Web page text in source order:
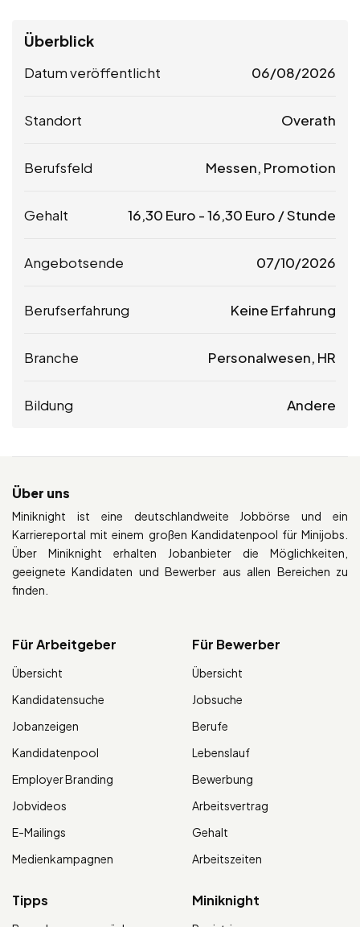
Überblick
Datum veröffentlicht 06/08/2026
Standort Overath
Berufsfeld Messen, Promotion
Gehalt 16,30 Euro -16,30 Euro / Stunde
Angebotsende 07/10/2026
Berufserfahrung Keine Erfahrung
Branche Personalwesen, HR
Bildung Andere
Über uns
Miniknight ist eine deutschlandweite Jobbörse und ein
Karriereportal mit einem großen Kandidatenpool für Minijobs.
Über Miniknight erhalten Jobanbieter die Möglichkeiten,
geeignete Kandidaten und Bewerber aus allen Bereichen zu
finden.
Für Arbeitgeber
Übersicht
Kandidatensuche
Jobanzeigen
Kandidatenpool
Employer Branding
Jobvideos
E-Mailings
Medienkampagnen
Für Bewerber
Übersicht
Jobsuche
Berufe
Lebenslauf
Bewerbung
Arbeitsvertrag
Gehalt
Arbeitszeiten
Tipps Miniknight